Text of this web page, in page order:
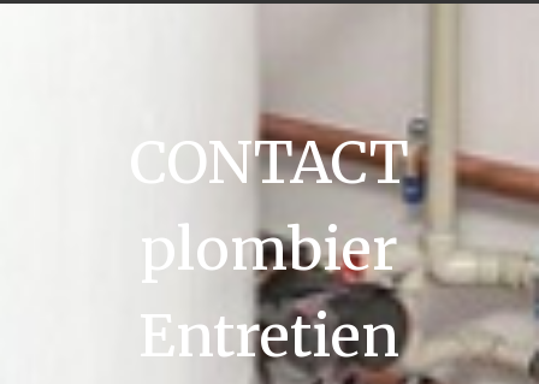
CONTACT
plombier
Entretien